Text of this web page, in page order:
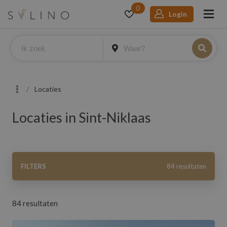
0
Login
Locaties
Locaties in Sint-Niklaas
FILTERS 84 resultaten
84 resultaten